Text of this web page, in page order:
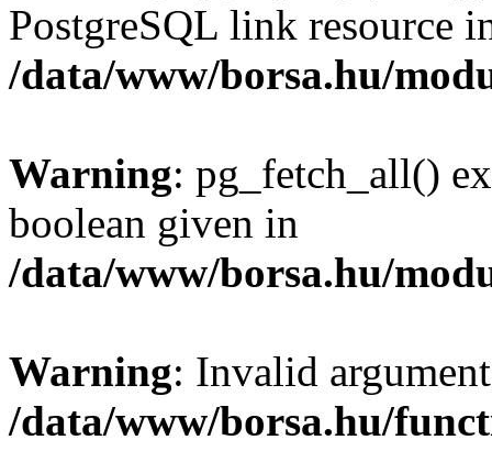
PostgreSQL link resource
/data/www/borsa.hu/
Warning: pg_fetch_all()
boolean given in
/data/www/borsa.hu/
Warning: Invalid
/data/www/borsa.hu/